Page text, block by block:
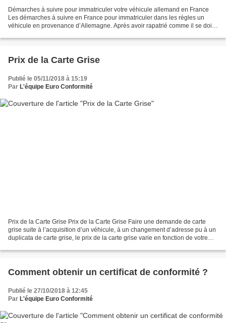
Démarches à suivre pour immatriculer votre véhicule allemand en France
Les démarches à suivre en France pour immatriculer dans les règles un
véhicule en provenance d’Allemagne. Après avoir rapatrié comme il se doit
Prix de la Carte Grise
Publié le 05/11/2018 à 15:19
Par L'équipe Euro Conformité
Prix de la Carte Grise Prix de la Carte Grise Faire une demande de carte
grise suite à l’acquisition d’un véhicule, à un changement d’adresse pu à un
duplicata de carte grise, le prix de la carte grise varie en fonction de votre
Comment obtenir un certificat de conformité ?
Publié le 27/10/2018 à 12:45
Par L'équipe Euro Conformité